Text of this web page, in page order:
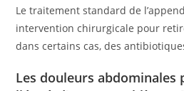
Le traitement standard de
intervention chirurgicale pour
dans certains cas, des
Les douleurs abdominales